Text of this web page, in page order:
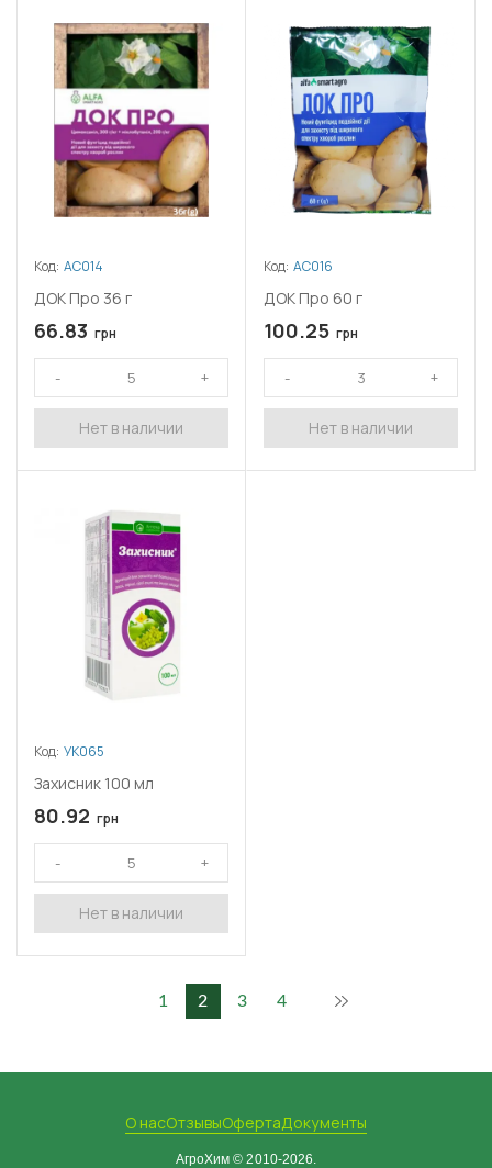
Код: АС014
ДОК Про 36 г
66.83 грн
Нет в наличии
Код: АС016
ДОК Про 60 г
100.25 грн
Нет в наличии
Код: УК065
Захисник 100 мл
80.92 грн
Нет в наличии
1 2 3 4
О насОтзывыОфертаДокументы
АгроХим © 2010-2026.